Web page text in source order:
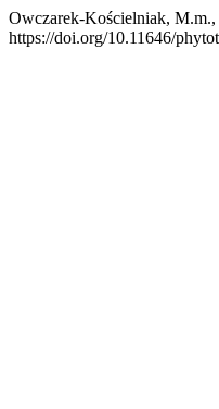
Owczarek-Kościelniak,
https://doi.org/10.11646/